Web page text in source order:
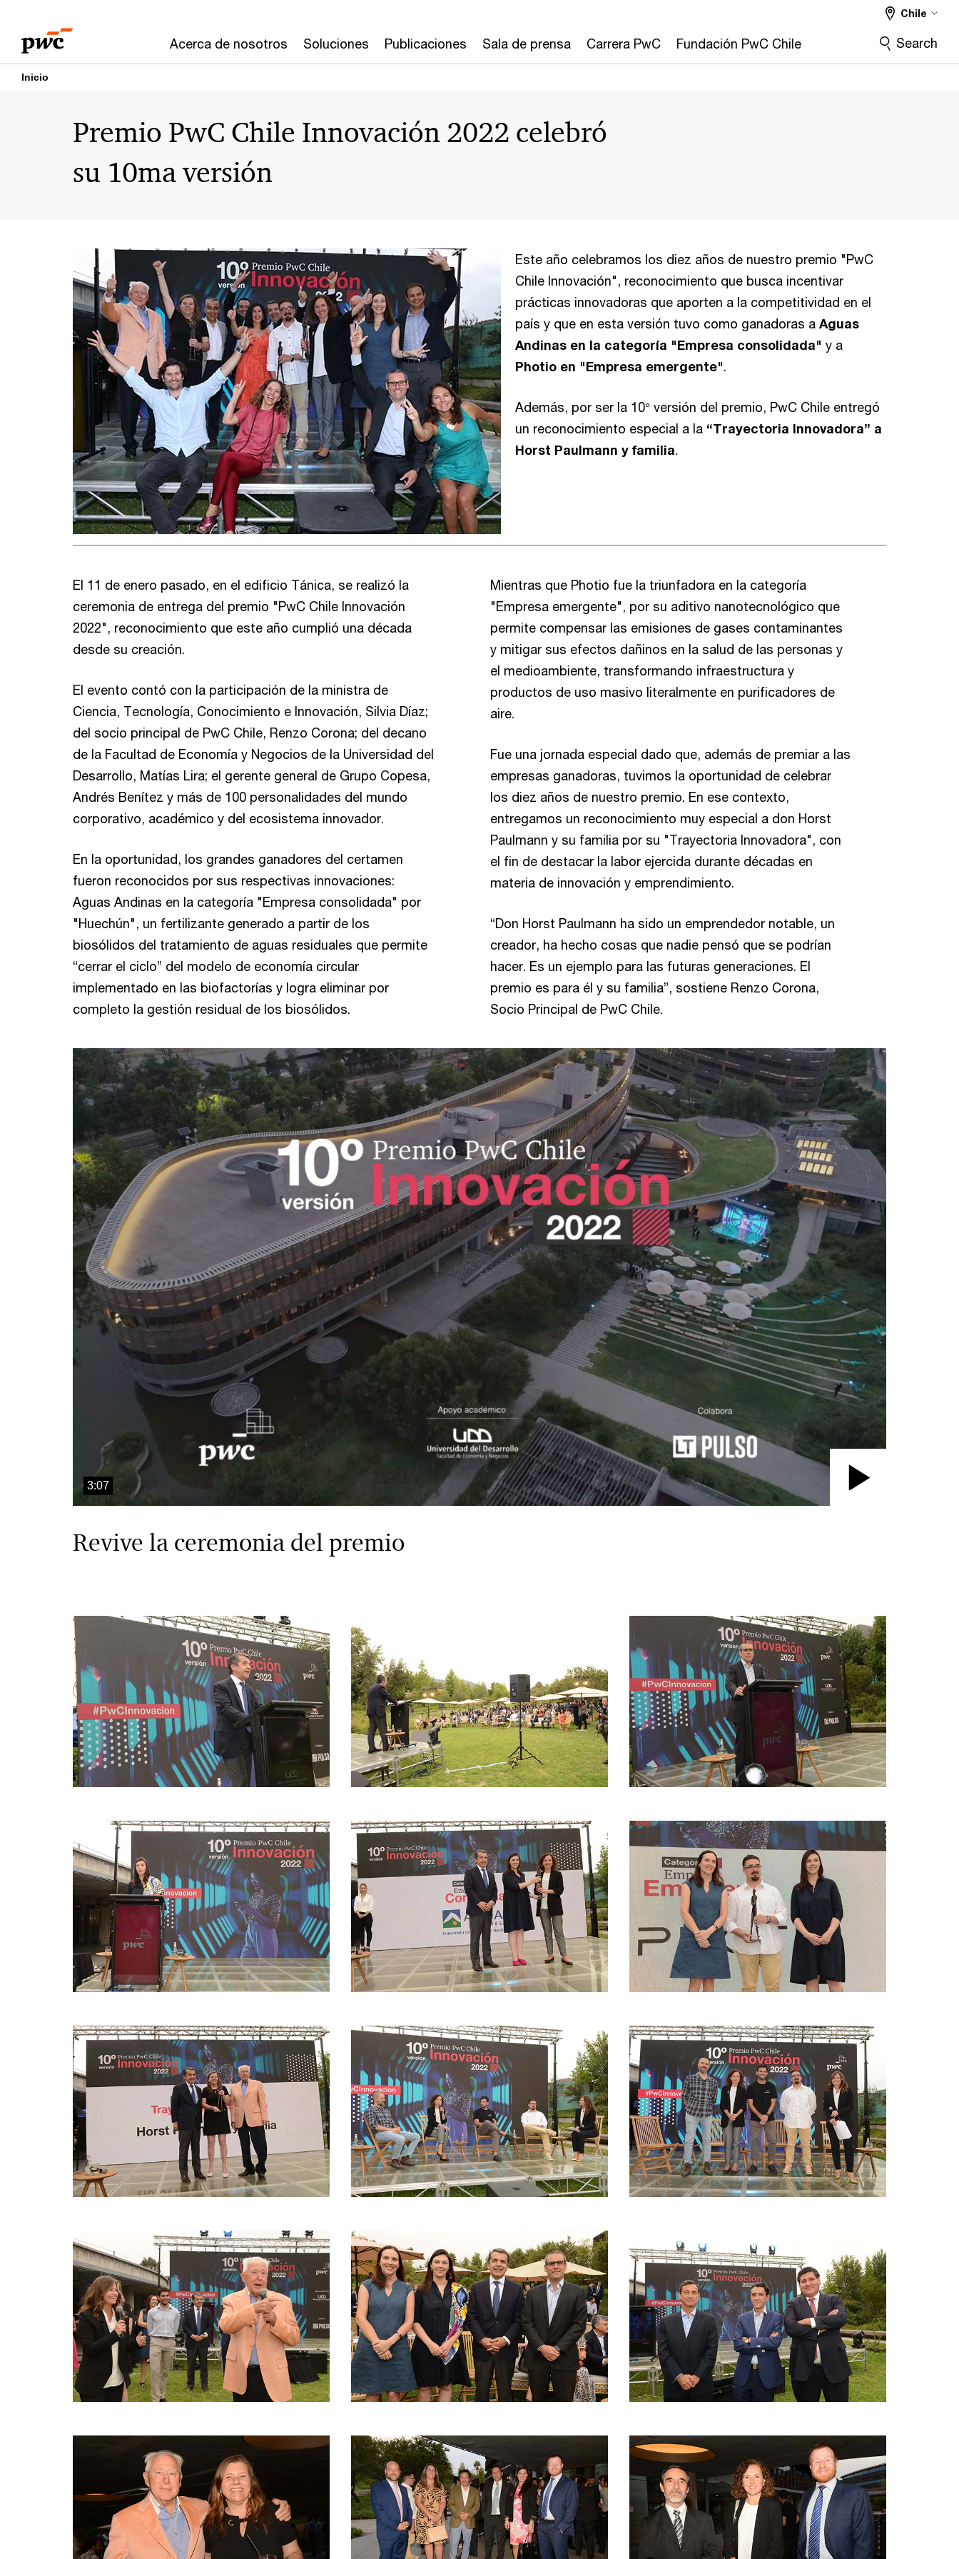
content
footer
Acerca de nosotros Soluciones Publicaciones Sala de prensa Carrera PwC Fundación PwC Chile
Chile
Search
Inicio
Premio PwC Chile Innovación 2022 celebró
su 10ma versión
Este año celebramos los diez años de nuestro premio "PwC
Chile Innovación", reconocimiento que busca incentivar
prácticas innovadoras que aporten a la competitividad en el
país y que en esta versión tuvo como ganadoras a Aguas
Andinas en la categoría "Empresa consolidada" y a
Photio en "Empresa emergente".
Además, por ser la 10° versión del premio, PwC Chile entregó
un reconocimiento especial a la “Trayectoria Innovadora” a
Horst Paulmann y familia.
El 11 de enero pasado, en el edificio Tánica, se realizó la
ceremonia de entrega del premio "PwC Chile Innovación
2022", reconocimiento que este año cumplió una década
desde su creación.
El evento contó con la participación de la ministra de
Ciencia, Tecnología, Conocimiento e Innovación, Silvia Díaz;
del socio principal de PwC Chile, Renzo Corona; del decano
de la Facultad de Economía y Negocios de la Universidad del
Desarrollo, Matías Lira; el gerente general de Grupo Copesa,
Andrés Benítez y más de 100 personalidades del mundo
corporativo, académico y del ecosistema innovador.
En la oportunidad, los grandes ganadores del certamen
fueron reconocidos por sus respectivas innovaciones:
Aguas Andinas en la categoría "Empresa consolidada" por
"Huechún", un fertilizante generado a partir de los
biosólidos del tratamiento de aguas residuales que permite
“cerrar el ciclo” del modelo de economía circular
implementado en las biofactorías y logra eliminar por
completo la gestión residual de los biosólidos.
Mientras que Photio fue la triunfadora en la categoría
"Empresa emergente", por su aditivo nanotecnológico que
permite compensar las emisiones de gases contaminantes
y mitigar sus efectos dañinos en la salud de las personas y
el medioambiente, transformando infraestructura y
productos de uso masivo literalmente en purificadores de
aire.
Fue una jornada especial dado que, además de premiar a las
empresas ganadoras, tuvimos la oportunidad de celebrar
los diez años de nuestro premio. En ese contexto,
entregamos un reconocimiento muy especial a don Horst
Paulmann y su familia por su "Trayectoria Innovadora", con
el fin de destacar la labor ejercida durante décadas en
materia de innovación y emprendimiento.
“Don Horst Paulmann ha sido un emprendedor notable, un
creador, ha hecho cosas que nadie pensó que se podrían
hacer. Es un ejemplo para las futuras generaciones. El
premio es para él y su familia”, sostiene Renzo Corona,
Socio Principal de PwC Chile.
3:07
Play
Revive la ceremonia del premio